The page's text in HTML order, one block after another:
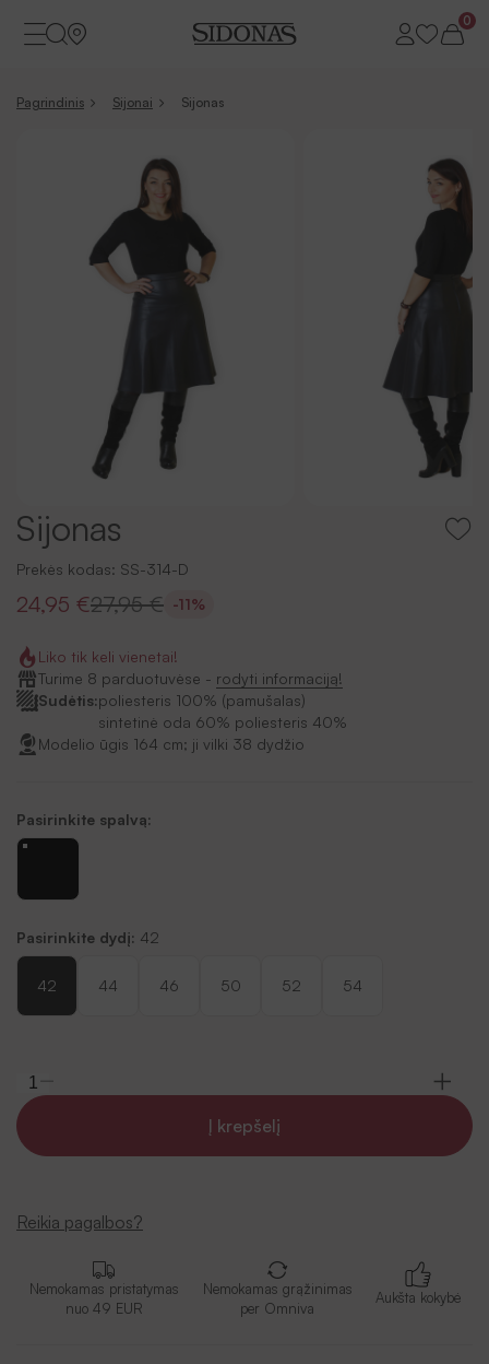
0
Pagrindinis Sijonai Sijonas
Sijonas
Prekės kodas: SS-314-D
24,95 €27,95 € -11%
Liko tik keli vienetai!
Turime 8 parduotuvėse - rodyti informaciją!
Sudėtis:poliesteris 100% (pamušalas)
sintetinė oda 60% poliesteris 40%
Modelio ūgis 164 cm; ji vilki 38 dydžio
Pasirinkite spalvą:
Pasirinkite dydį: 42
42 44 46 50 52 54
Į krepšelį
Reikia pagalbos?
Nemokamas pristatymas
nuo 49 EUR
Nemokamas grąžinimas
per Omniva
Aukšta kokybė